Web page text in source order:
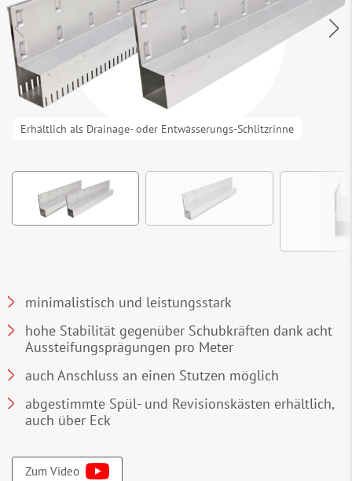
minimalistisch und leistungsstark
hohe Stabilität gegenüber Schubkräften dank acht
Aussteifungsprägungen pro Meter
auch Anschluss an einen Stutzen möglich
abgestimmte Spül- und Revisionskästen erhältlich,
auch über Eck
Zum Video
Erhältlich als Drainage- oder Entwässerungs-Schlitzrinne